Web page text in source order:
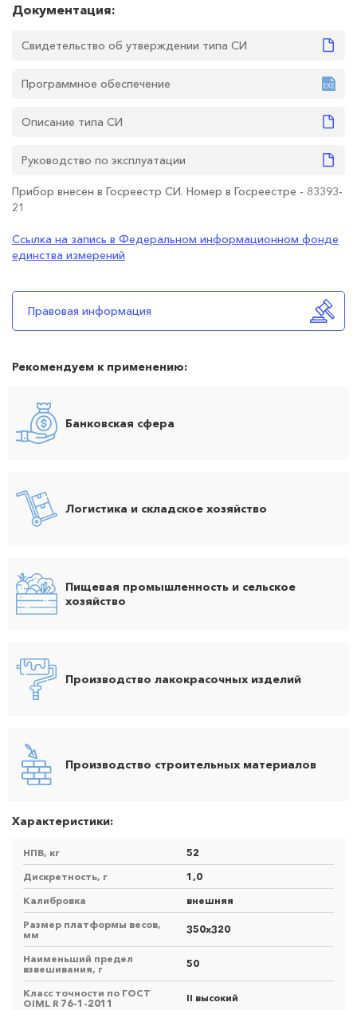
Документация:
Свидетельство об утверждении типа СИ
Программное обеспечение
Описание типа СИ
Руководство по эксплуатации
Прибор внесен в Госреестр СИ. Номер в Госреестре - 83393-
21
Ссылка на запись в Федеральном информационном фонде
единства измерений
Правовая информация
Рекомендуем к применению:
Банковская сфера
Логистика и складское хозяйство
Пищевая промышленность и сельское
хозяйство
Производство лакокрасочных изделий
Производство строительных материалов
Характеристики:
НПВ, кг
52
Дискретность, г
1,0
Калибровка
внешняя
Размер платформы весов,
мм
350х320
Наименьший предел
взвешивания, г
50
Класс точности по ГОСТ
OIML R 76-1-2011
II высокий